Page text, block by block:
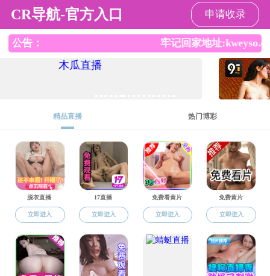
黄播
黄播概况
黄播 宣传片
信息来源： 发布日期：2024-12-27